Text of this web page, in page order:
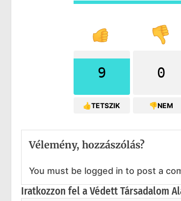
9
👍TETSZIK
0
👎NEM
Vélemény, hozzászólás?
You must be logged in to post a
Iratkozzon fel a Védett Társadalom